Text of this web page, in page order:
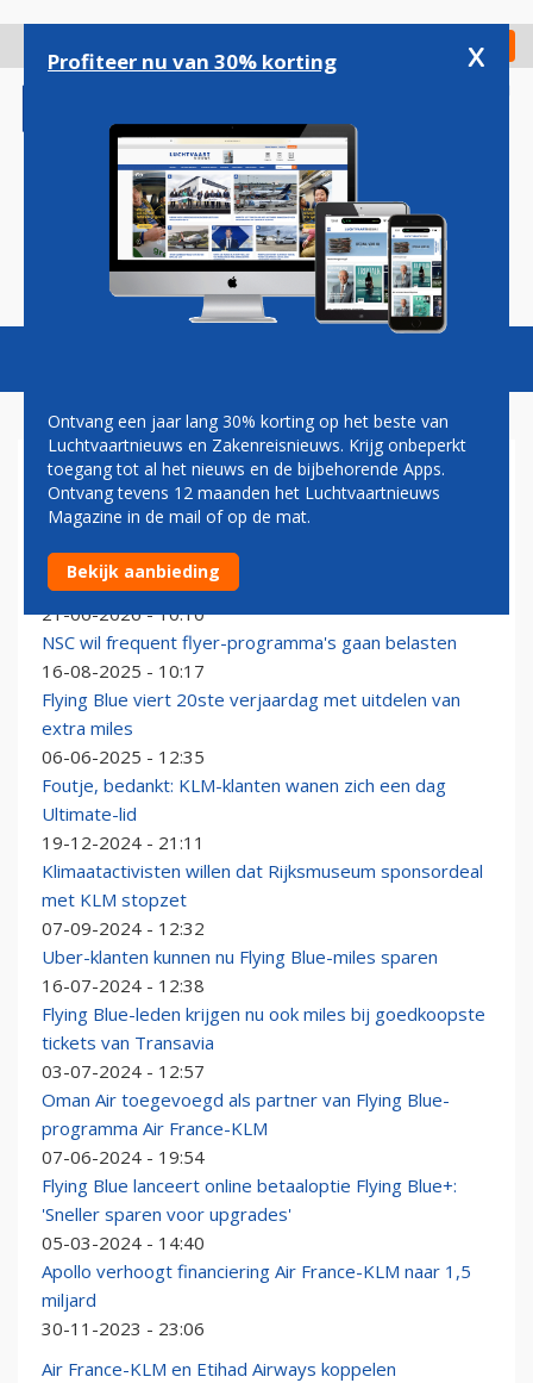
gaan
Check in
Magazine Podcasts Vacatures
FLYING BLUE
Flying Blue beloont aankopen van Apple-producten
met Miles
21-06-2026 - 10:10
NSC wil frequent flyer-programma's gaan belasten
16-08-2025 - 10:17
Flying Blue viert 20ste verjaardag met uitdelen van
extra miles
06-06-2025 - 12:35
Foutje, bedankt: KLM-klanten wanen zich een dag
Ultimate-lid
19-12-2024 - 21:11
Klimaatactivisten willen dat Rijksmuseum sponsordeal
met KLM stopzet
07-09-2024 - 12:32
Uber-klanten kunnen nu Flying Blue-miles sparen
16-07-2024 - 12:38
Flying Blue-leden krijgen nu ook miles bij goedkoopste
tickets van Transavia
03-07-2024 - 12:57
Oman Air toegevoegd als partner van Flying Blue-
programma Air France-KLM
07-06-2024 - 19:54
Flying Blue lanceert online betaaloptie Flying Blue+:
'Sneller sparen voor upgrades'
05-03-2024 - 14:40
Apollo verhoogt financiering Air France-KLM naar 1,5
miljard
30-11-2023 - 23:06
Air France-KLM en Etihad Airways koppelen
Profiteer nu van 30% korting x
Ontvang een jaar lang 30% korting op het beste van
Luchtvaartnieuws en Zakenreisnieuws. Krijg onbeperkt
toegang tot al het nieuws en de bijbehorende Apps.
Ontvang tevens 12 maanden het Luchtvaartnieuws
Magazine in de mail of op de mat.
Bekijk aanbieding